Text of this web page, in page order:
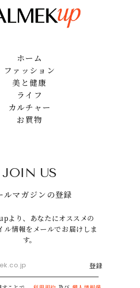
ホーム
ファッション
美と健康
ライフ
カルチャー
お買物
JOIN US
ルマガジンの登録
より、あなたにオススメの
ル情報をメールでお届けしま
す。
登録